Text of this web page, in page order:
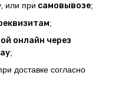
или при самовывозе;
;
онлайн через
;
доставке согласно